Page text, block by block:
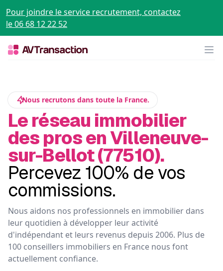
Pour joindre le service recrutement, contactez
le 06 68 12 22 52
Nous recrutons dans toute la France.
Le réseau immobilier
des pros en Villeneuve-
sur-Bellot (77510).
Percevez 100% de vos
commissions.
Nous aidons nos professionnels en immobilier dans
leur quotidien à développer leur activité
d'indépendant et leurs revenus depuis 2006. Plus de
100 conseillers immobiliers en France nous font
actuellement confiance.